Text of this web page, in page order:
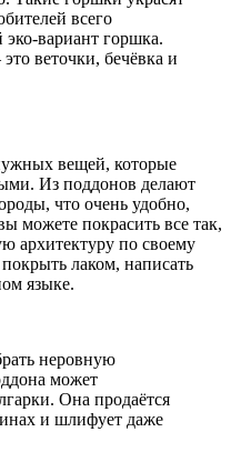
всего
эко-вариант горшка.
веточки, бечёвка и
вещей, которые
Из поддонов делают
что очень удобно,
можете покрасить все так,
архитектуру по своему
лаком, написать
языке.
неровную
может
Она продаётся
и шлифует даже